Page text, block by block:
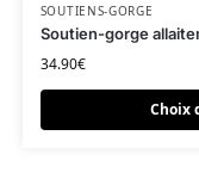
SOUTIENS-GORGE
Soutien-gorge
34.90€
Choix
Ce produit a